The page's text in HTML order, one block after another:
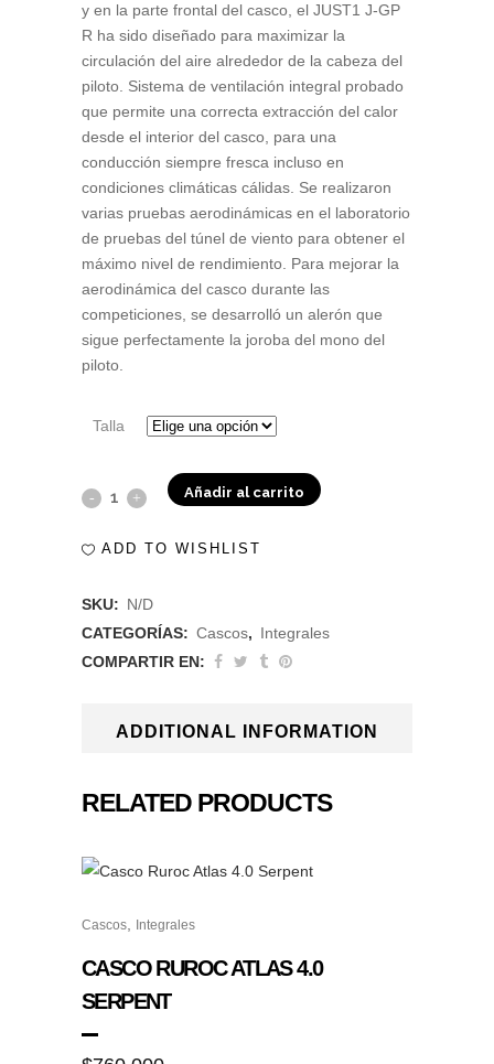
y en la parte frontal del casco, el JUST1 J-GP
R ha sido diseñado para maximizar la
circulación del aire alrededor de la cabeza del
piloto. Sistema de ventilación integral probado
que permite una correcta extracción del calor
desde el interior del casco, para una
conducción siempre fresca incluso en
condiciones climáticas cálidas. Se realizaron
varias pruebas aerodinámicas en el laboratorio
de pruebas del túnel de viento para obtener el
máximo nivel de rendimiento. Para mejorar la
aerodinámica del casco durante las
competiciones, se desarrolló un alerón que
sigue perfectamente la joroba del mono del
piloto.
Talla
Casco
Road
Racing
Añadir al carrito
ADD TO WISHLIST
SKU: N/D
CATEGORÍAS: Cascos, Integrales
COMPARTIR EN:
ADDITIONAL INFORMATION
RELATED PRODUCTS
producto
variantes.
Las
Cascos Integrales
CASCO RUROC ATLAS 4.0
SERPENT